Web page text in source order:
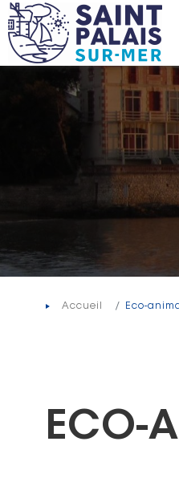
Panneau de gestion des
Accueil Eco-
ECO-